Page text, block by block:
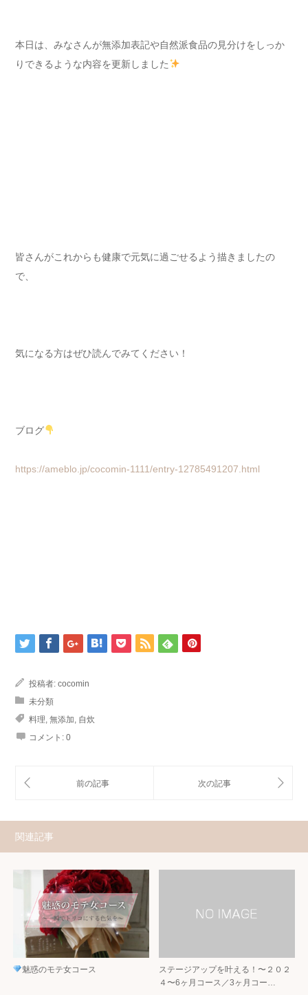
本日は、みなさんが無添加表記や自然派食品の見分けをしっか
りできるような内容を更新しました
皆さんがこれからも健康で元気に過ごせるよう描きましたの
で、
気になる方はぜひ読んでみてください！
ブログ
https://ameblo.jp/cocomin-1111/entry-12785491207.html
投稿者: cocomin
未分類
料理, 無添加, 自炊
コメント: 0
関連記事
魅惑のモテ女コース
ステージアップを叶える！〜２０２
４〜6ヶ月コース／3ヶ月コー…